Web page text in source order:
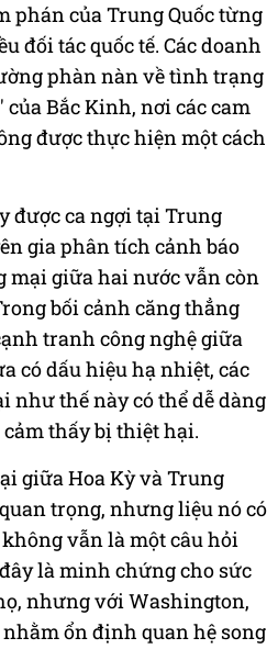
phán của Trung Quốc từng
đối tác quốc tế. Các doanh
phàn nàn về tình trạng
Bắc Kinh, nơi các cam
được thực hiện một cách
được ca ngợi tại Trung
gia phân tích cảnh báo
giữa hai nước vẫn còn
bối cảnh căng thẳng
tranh công nghệ giữa
có dấu hiệu hạ nhiệt, các
như thế này có thể dễ dàng
thấy bị thiệt hại.
giữa Hoa Kỳ và Trung
trọng, nhưng liệu nó có
vẫn là một câu hỏi
là minh chứng cho sức
nhưng với Washington,
ổn định quan hệ song